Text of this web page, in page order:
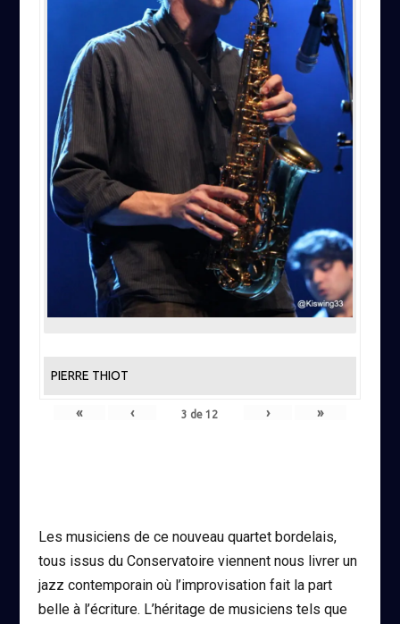
PIERRE THIOT
« ‹ 3 de12 › »
Les musiciens de ce nouveau quartet bordelais,
tous issus du Conservatoire viennent nous livrer un
jazz contemporain où l’improvisation fait la part
belle à l’écriture. L’héritage de musiciens tels que